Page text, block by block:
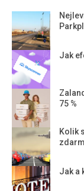
Jak
75 %
Kolik
Jak a